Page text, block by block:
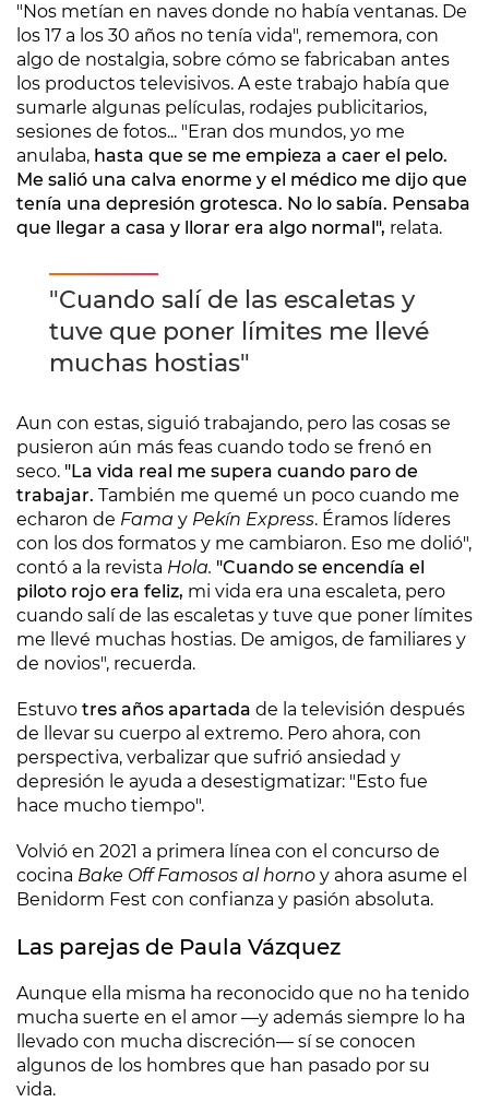
"Nos metían en naves donde no había ventanas. De
los 17 a los 30 años no tenía vida", rememora, con
algo de nostalgia, sobre cómo se fabricaban antes
los productos televisivos. A este trabajo había que
sumarle algunas películas, rodajes publicitarios,
sesiones de fotos... "Eran dos mundos, yo me
anulaba, hasta que se me empieza a caer el pelo.
Me salió una calva enorme y el médico me dijo que
tenía una depresión grotesca. No lo sabía. Pensaba
que llegar a casa y llorar era algo normal", relata.
"Cuando salí de las escaletas y
tuve que poner límites me llevé
muchas hostias"
Aun con estas, siguió trabajando, pero las cosas se
pusieron aún más feas cuando todo se frenó en
seco. "La vida real me supera cuando paro de
trabajar. También me quemé un poco cuando me
echaron de Fama y Pekín Express. Éramos líderes
con los dos formatos y me cambiaron. Eso me dolió",
contó a la revista Hola. "Cuando se encendía el
piloto rojo era feliz, mi vida era una escaleta, pero
cuando salí de las escaletas y tuve que poner límites
me llevé muchas hostias. De amigos, de familiares y
de novios", recuerda.
Estuvo tres años apartada de la televisión después
de llevar su cuerpo al extremo. Pero ahora, con
perspectiva, verbalizar que sufrió ansiedad y
depresión le ayuda a desestigmatizar: "Esto fue
hace mucho tiempo".
Volvió en 2021 a primera línea con el concurso de
cocina Bake Off Famosos al horno y ahora asume el
Benidorm Fest con confianza y pasión absoluta.
Las parejas de Paula Vázquez
Aunque ella misma ha reconocido que no ha tenido
mucha suerte en el amor —y además siempre lo ha
llevado con mucha discreción— sí se conocen
algunos de los hombres que han pasado por su
vida.